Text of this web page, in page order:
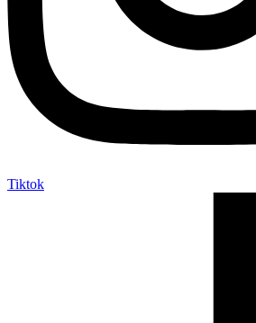
Tiktok